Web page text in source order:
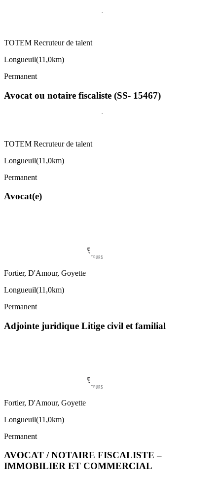
TOTEM Recruteur de talent
Longueuil(11,0km)
Permanent
Avocat ou notaire fiscaliste (SS- 15467)
TOTEM Recruteur de talent
Longueuil(11,0km)
Permanent
Avocat(e)
Fortier, D'Amour, Goyette
Longueuil(11,0km)
Permanent
Adjointe juridique Litige civil et familial
Fortier, D'Amour, Goyette
Longueuil(11,0km)
Permanent
AVOCAT / NOTAIRE FISCALISTE –
IMMOBILIER ET COMMERCIAL